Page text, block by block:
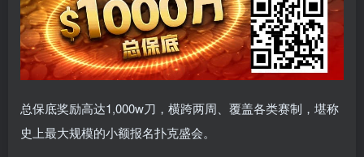
总保底奖励高达1,000w刀，横跨两周、覆盖各类赛制，堪称
史上最大规模的小额报名扑克盛会。